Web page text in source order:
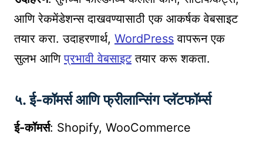
आणि रेकमेंडेशन्स दाखवण्यासाठी एक आकर्षक वेबसाइट
तयार करा. उदाहरणार्थ, WordPress वापरून एक
सुलभ आणिप्रभावी वेबसाइटतयार करू शकता.
५. ई-कॉमर्स आणि फ्रीलान्सिंग प्लॅटफॉर्म्स
ई-कॉमर्स: Shopify, WooCommerce